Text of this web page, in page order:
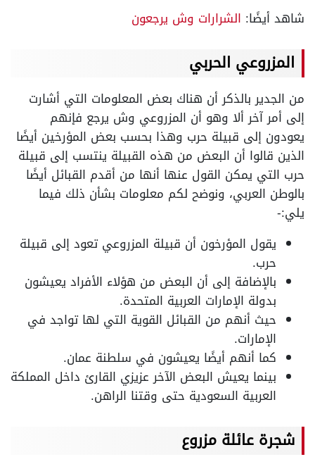
شاهد أيضًا: الشرارات وش يرجعون
المزروعي الحربي
من الجدير بالذكر أن هناك بعض المعلومات التي أشارت
إلى أمر آخر ألا وهو أن المزروعي وش يرجع فإنهم
يعودون إلى قبيلة حرب وهذا بحسب بعض المؤرخين أيضًا
الذين قالوا أن البعض من هذه القبيلة ينتسب إلى قبيلة
حرب التي يمكن القول عنها أنها من أقدم القبائل أيضًا
بالوطن العربي، ونوضح لكم معلومات بشأن ذلك فيما
يلي:-
يقول المؤرخون أن قبيلة المزروعي تعود إلى قبيلة
حرب.
بالإضافة إلى أن البعض من هؤلاء الأفراد يعيشون
بدولة الإمارات العربية المتحدة.
حيث أنهم من القبائل القوية التي لها تواجد في
الإمارات.
كما أنهم أيضًا يعيشون في سلطنة عمان.
بينما يعيش البعض الآخر عزيزي القارئ داخل المملكة
العربية السعودية حتى وقتنا الراهن.
شجرة عائلة مزروع